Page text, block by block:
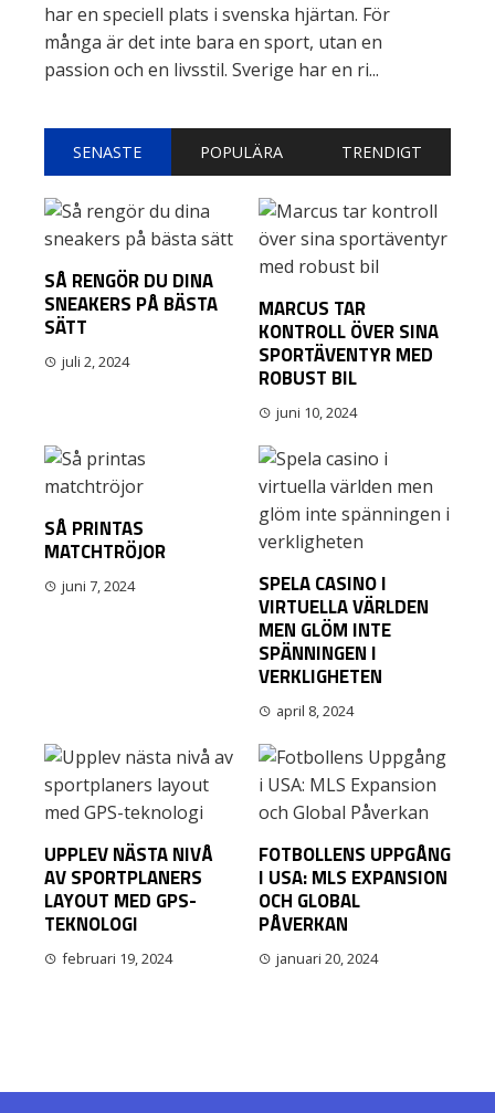
har en speciell plats i svenska hjärtan. För
många är det inte bara en sport, utan en
passion och en livsstil. Sverige har en ri...
SENASTE POPULÄRA TRENDIGT
SÅ RENGÖR DU DINA
SNEAKERS PÅ BÄSTA
SÄTT
juli 2, 2024
MARCUS TAR
KONTROLL ÖVER SINA
SPORTÄVENTYR MED
ROBUST BIL
juni 10, 2024
SÅ PRINTAS
MATCHTRÖJOR
juni 7, 2024
SPELA CASINO I
VIRTUELLA VÄRLDEN
MEN GLÖM INTE
SPÄNNINGEN I
VERKLIGHETEN
april 8, 2024
UPPLEV NÄSTA NIVÅ
AV SPORTPLANERS
LAYOUT MED GPS-
TEKNOLOGI
februari 19, 2024
FOTBOLLENS UPPGÅNG
I USA: MLS EXPANSION
OCH GLOBAL
PÅVERKAN
januari 20, 2024